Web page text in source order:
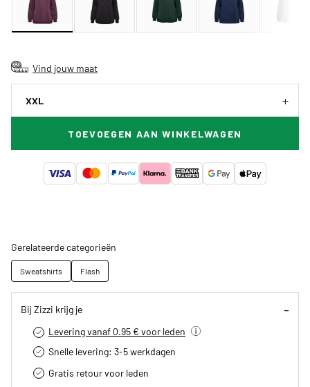
Vind jouw maat
XXL
TOEVOEGEN AAN WINKELWAGEN
Gerelateerde categorieën
Sweatshirts Flash
Bij Zizzi krijg je
Levering vanaf 0.95 € voor leden
Snelle levering: 3-5 werkdagen
Gratis retour voor leden